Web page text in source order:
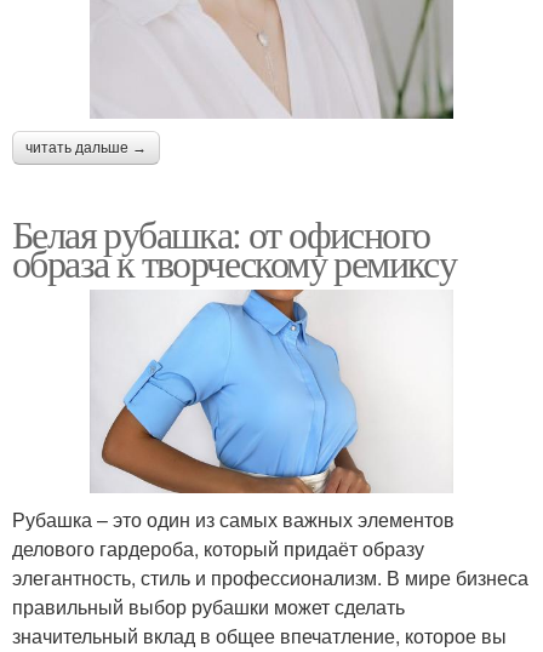
читать дальше →
Белая рубашка: от офисного
образа к творческому ремиксу
Рубашка – это один из самых важных элементов
делового гардероба, который придаёт образу
элегантность, стиль и профессионализм. В мире бизнеса
правильный выбор рубашки может сделать
значительный вклад в общее впечатление, которое вы